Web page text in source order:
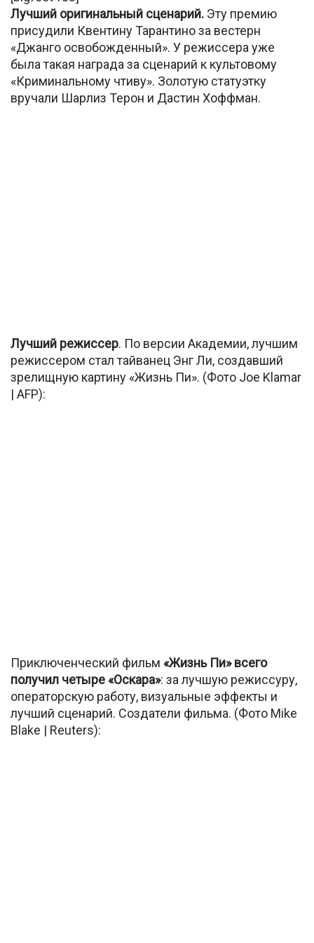
Лучший оригинальный сценарий. Эту премию
присудили Квентину Тарантино за вестерн
«Джанго освобожденный». У режиссера уже
была такая награда за сценарий к культовому
«Криминальному чтиву». Золотую статуэтку
вручали Шарлиз Терон и Дастин Хоффман.
Лучший режиссер. По версии Академии, лучшим
режиссером стал тайванец Энг Ли, создавший
зрелищную картину «Жизнь Пи». (Фото Joe Klamar
| AFP):
Приключенческий фильм «Жизнь Пи» всего
получил четыре «Оскара»: за лучшую режиссуру,
операторскую работу, визуальные эффекты и
лучший сценарий. Создатели фильма. (Фото Mike
Blake | Reuters):